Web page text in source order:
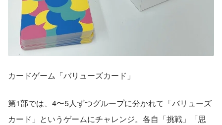
カードゲーム「バリューズカード」
第1部では、4〜5人ずつグループに分かれて「バリューズ
カード」というゲームにチャレンジ。各自「挑戦」「思